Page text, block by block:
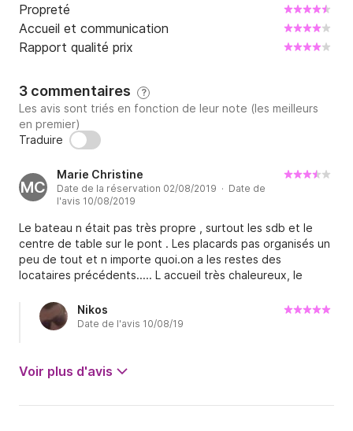
Propreté
Accueil et communication
Rapport qualité prix
3 commentaires ?
Les avis sont triés en fonction de leur note (les meilleurs
en premier)
Traduire
MC
Marie Christine
Date de la réservation 02/08/2019 · Date de
l'avis 10/08/2019
Le bateau n était pas très propre , surtout les sdb et le
centre de table sur le pont . Les placards pas organisés un
peu de tout et n importe quoi.on a les restes des
locataires précédents..... L accueil très chaleureux, le
attentif et prévenant .
Nikos
Date de l'avis 10/08/19
Voir plus d'avis